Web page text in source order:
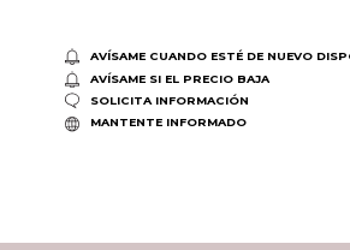
AVÍSAME CUANDO ESTÉ DE NUEVO
AVÍSAME SI EL PRECIO BAJA
SOLICITA INFORMACIÓN
MANTENTE INFORMADO